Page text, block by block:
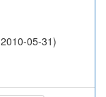
05-31)